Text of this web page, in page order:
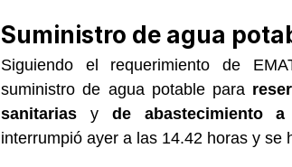
Suministro de agua
Siguiendo el requerimiento de
suministro de agua potable para
sanitarias y de abastecimiento
interrumpió ayer a las 14.42 horas y se